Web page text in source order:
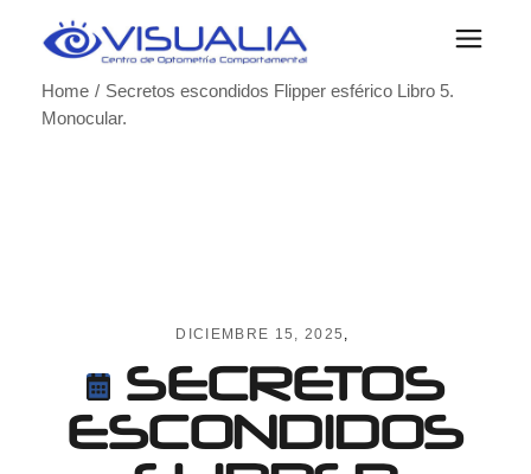
Home
Secretos escondidos Flipper esférico Libro 5.
Monocular.
DICIEMBRE 15, 2025
SECRETOS
ESCONDIDOS